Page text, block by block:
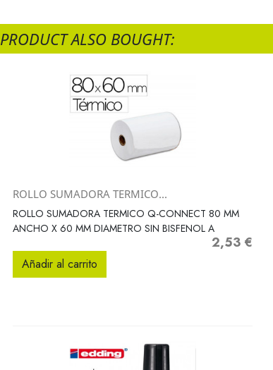
PRODUCT ALSO BOUGHT:
Vista rápida
ROLLO SUMADORA TERMICO...
ROLLO SUMADORA TERMICO Q-CONNECT 80 MM
ANCHO X 60 MM DIAMETRO SIN BISFENOL A
Precio
2,53 €
Añadir al carrito